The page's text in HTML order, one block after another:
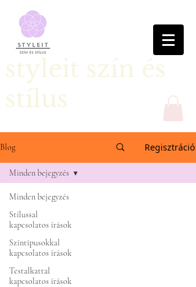
styleit szín és
stílus
Blog Regisztráció
Minden bejegyzés
Stílussal
kapcsolatos írások
Színtípusokkal
kapcsolatos írások
Testalkattal
kapcsolatos írások
Minden bejegyzés